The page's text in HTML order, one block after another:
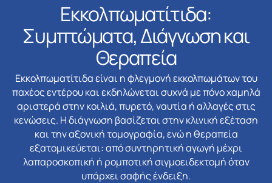
Εκκολπωματίτιδα:
Συμπτώματα, Διάγνωση και
Θεραπεία
Εκκολπωματίτιδα είναι η φλεγμονή εκκολπωμάτων του
παχέος εντέρου και εκδηλώνεται συχνά με πόνο χαμηλά
αριστερά στην κοιλιά, πυρετό, ναυτία ή αλλαγές στις
κενώσεις. Η διάγνωση βασίζεται στην κλινική εξέταση
και την αξονική τομογραφία, ενώ η θεραπεία
εξατομικεύεται: από συντηρητική αγωγή μέχρι
λαπαροσκοπική ή ρομποτική σιγμοειδεκτομή όταν
υπάρχει σαφής ένδειξη.